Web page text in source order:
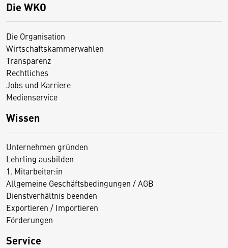
Die WKO
Die Organisation
Wirtschaftskammerwahlen
Transparenz
Rechtliches
Jobs und Karriere
Medienservice
Wissen
Unternehmen gründen
Lehrling ausbilden
1. Mitarbeiter:in
Allgemeine Geschäftsbedingungen / AGB
Dienstverhältnis beenden
Exportieren / Importieren
Förderungen
Service